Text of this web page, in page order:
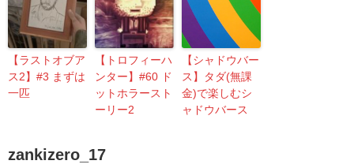
【ラストオブア
ス2】#3 まずは
一匹
【トロフィーハ
ンター】#60 ド
ットホラースト
ーリー2
【シャドウバー
ス】タダ(無課
金)で楽しむシ
ャドウバース
zankizero_17